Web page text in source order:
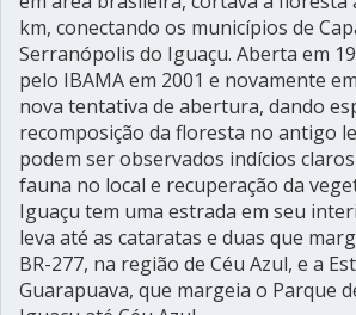
km, conectando os municípios de
Serranópolis do Iguaçu. Aberta em
pelo IBAMA em 2001 e novamente
nova tentativa de abertura, dando
recomposição da floresta no antigo
podem ser observados indícios
fauna no local e recuperação da
Iguaçu tem uma estrada em seu
leva até as cataratas e duas que
BR-277, na região de Céu Azul, e a
Guarapuava, que margeia o Parque